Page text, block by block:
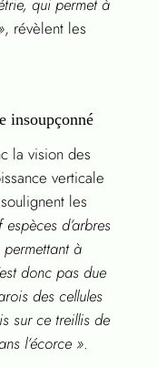
, révèlent les
insoupçonné
la vision des
verticale
les
d’arbres
à
donc pas due
des cellules
sur ce treillis de
l’écorce ».